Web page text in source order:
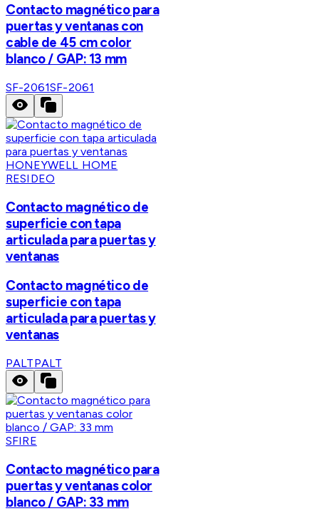
Contacto magnético para
puertas y ventanas con
cable de 45 cm color
blanco / GAP: 13 mm
SF-2061SF-2061
HONEYWELL HOME
RESIDEO
Contacto magnético de
superficie con tapa
articulada para puertas y
ventanas
Contacto magnético de
superficie con tapa
articulada para puertas y
ventanas
PALTPALT
SFIRE
Contacto magnético para
puertas y ventanas color
blanco / GAP: 33 mm